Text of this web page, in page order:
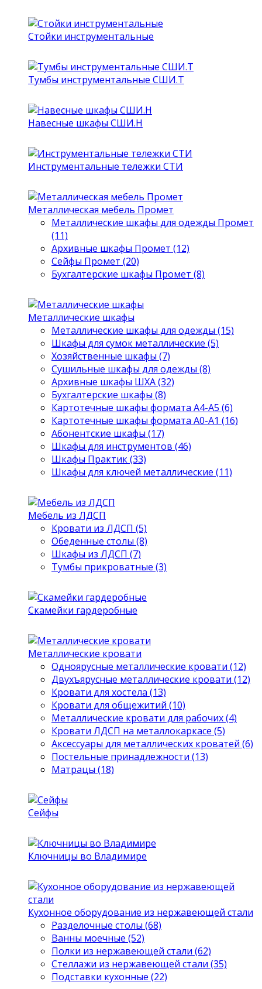
Стойки инструментальные
Тумбы инструментальные СШИ.Т
Навесные шкафы СШИ.Н
Инструментальные тележки СТИ
Металлическая мебель Промет
Металлические шкафы для одежды Промет
(11)
Архивные шкафы Промет (12)
Сейфы Промет (20)
Бухгалтерские шкафы Промет (8)
Металлические шкафы
Металлические шкафы для одежды (15)
Шкафы для сумок металлические (5)
Хозяйственные шкафы (7)
Сушильные шкафы для одежды (8)
Архивные шкафы ШХА (32)
Бухгалтерские шкафы (8)
Картотечные шкафы формата А4-А5 (6)
Картотечные шкафы формата А0-А1 (16)
Абонентские шкафы (17)
Шкафы для инструментов (46)
Шкафы Практик (33)
Шкафы для ключей металлические (11)
Мебель из ЛДСП
Кровати из ЛДСП (5)
Обеденные столы (8)
Шкафы из ЛДСП (7)
Тумбы прикроватные (3)
Скамейки гардеробные
Металлические кровати
Одноярусные металлические кровати (12)
Двухъярусные металлические кровати (12)
Кровати для хостела (13)
Кровати для общежитий (10)
Металлические кровати для рабочих (4)
Кровати ЛДСП на металлокаркасе (5)
Аксессуары для металлических кроватей (6)
Постельные принадлежности (13)
Матрацы (18)
Сейфы
Ключницы во Владимире
Кухонное оборудование из нержавеющей стали
Разделочные столы (68)
Ванны моечные (52)
Полки из нержавеющей стали (62)
Стеллажи из нержавеющей стали (35)
Подставки кухонные (22)